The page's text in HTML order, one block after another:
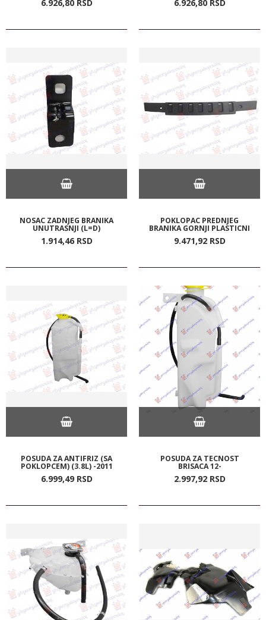
6.926,80 RSD 6.926,80 RSD
NOSAC ZADNJEG BRANIKA
UNUTRASNJI (L=D)
1.914,46 RSD
POKLOPAC PREDNJEG
BRANIKA GORNJI PLASTICNI
9.471,92 RSD
POSUDA ZA ANTIFRIZ (SA
POKLOPCEM) (3.8L) -2011
6.999,49 RSD
POSUDA ZA TECNOST
BRISACA 12-
2.997,92 RSD